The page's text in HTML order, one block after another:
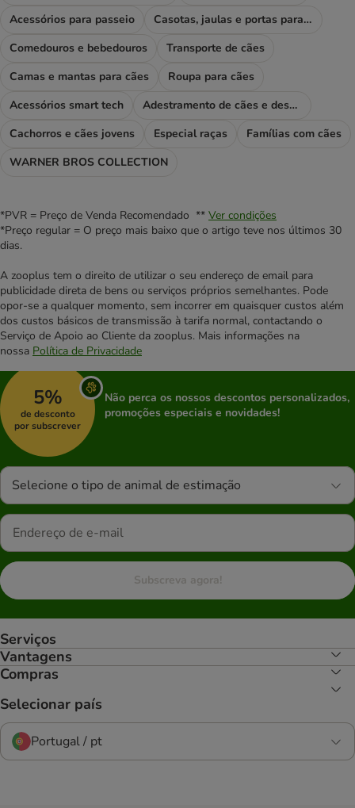
Acessórios para passeio
Casotas, jaulas e portas para cães
Comedouros e bebedouros
Transporte de cães
Camas e mantas para cães
Roupa para cães
Acessórios smart tech
Adestramento de cães e desporto
Cachorros e cães jovens
Especial raças
Famílias com cães
WARNER BROS COLLECTION
*PVR = Preço de Venda Recomendado ** Ver condições
*Preço regular = O preço mais baixo que o artigo teve nos últimos 30
dias.
A zooplus tem o direito de utilizar o seu endereço de email para
publicidade direta de bens ou serviços próprios semelhantes. Pode
opor-se a qualquer momento, sem incorrer em quaisquer custos além
dos custos básicos de transmissão à tarifa normal, contactando o
Serviço de Apoio ao Cliente da zooplus. Mais informações na
nossa Política de Privacidade
5%
de desconto
por subscrever
Não perca os nossos descontos personalizados,
promoções especiais e novidades!
Selecione o tipo de animal de estimação
Subscreva agora!
Serviços
Vantagens
Compras
Selecionar país
Portugal / pt